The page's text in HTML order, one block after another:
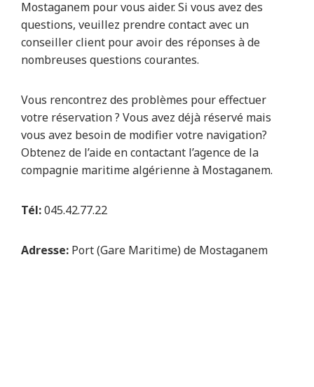
Mostaganem pour vous aider. Si vous avez des
questions, veuillez prendre contact avec un
conseiller client pour avoir des réponses à de
nombreuses questions courantes.
Vous rencontrez des problèmes pour effectuer
votre réservation ? Vous avez déjà réservé mais
vous avez besoin de modifier votre navigation?
Obtenez de l’aide en contactant l’agence de la
compagnie maritime algérienne à Mostaganem.
Tél:045.42.77.22
Adresse: Port (Gare Maritime) de Mostaganem